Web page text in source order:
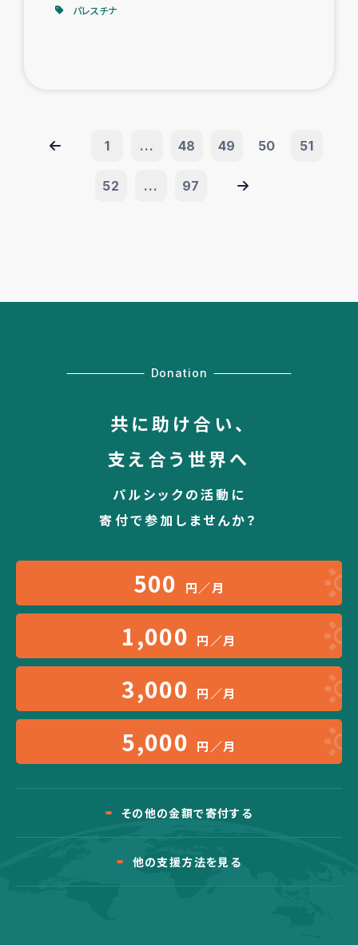
パレスチナ
1 ... 48 49 50 51
52 ... 97
Donation
共に助け合い、
支え合う世界へ
パルシックの活動に
寄付で参加しませんか？
500 円／月
1,000 円／月
3,000 円／月
5,000 円／月
その他の金額で寄付する
他の支援方法を見る